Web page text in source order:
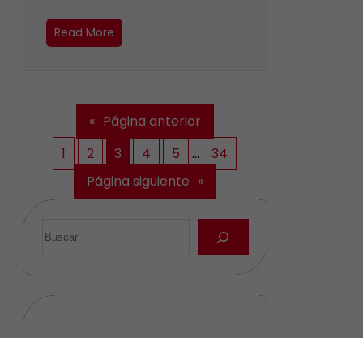
Read More
« Página anterior
1
2 3 4 5 …
34
Página siguiente »